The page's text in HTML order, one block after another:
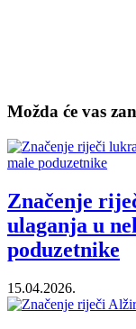
Možda će vas
Značenje
ulaganja u
poduzetnike
15.04.2026.